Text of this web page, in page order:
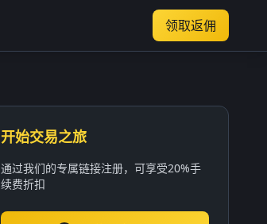
领取返佣
开始交易之旅
通过我们的专属链接注册，可享受20%手
续费折扣